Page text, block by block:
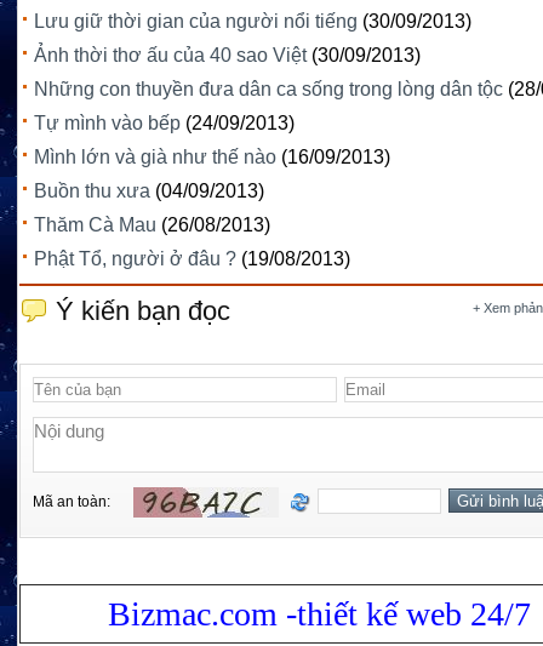
Lưu giữ thời gian của người nổi tiếng (30/09/2013)
Ảnh thời thơ ấu của 40 sao Việt (30/09/2013)
Những con thuyền đưa dân ca sống trong lòng dân tộc
Tự mình vào bếp (24/09/2013)
Mình lớn và già như thế nào (16/09/2013)
Buồn thu xưa (04/09/2013)
Thăm Cà Mau (26/08/2013)
Phật Tổ, người ở đâu ? (19/08/2013)
+ Xem
Ý kiến bạn đọc
Mã an toàn:
Bizmac.com -thiết kế web 24/7